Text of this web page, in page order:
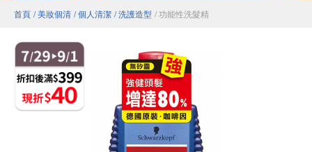
首頁 / 美妝個清 / 個人清潔 / 洗護造型 / 功能性洗髮精